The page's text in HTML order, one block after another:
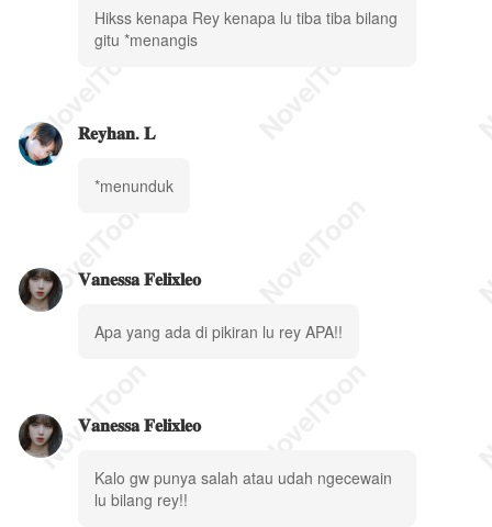
Hikss kenapa Rey kenapa lu tiba tiba bilang
gitu *menangis
𝐑𝐞𝐲𝐡𝐚𝐧. 𝐋
*menunduk
𝐕𝐚𝐧𝐞𝐬𝐬𝐚 𝐅𝐞𝐥𝐢𝐱𝐥𝐞𝐨
Apa yang ada di pikiran lu rey APA!!
𝐕𝐚𝐧𝐞𝐬𝐬𝐚 𝐅𝐞𝐥𝐢𝐱𝐥𝐞𝐨
Kalo gw punya salah atau udah ngecewain
lu bilang rey!!